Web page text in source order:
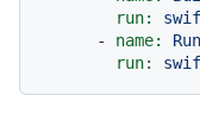
run:
-
name: Run
run: